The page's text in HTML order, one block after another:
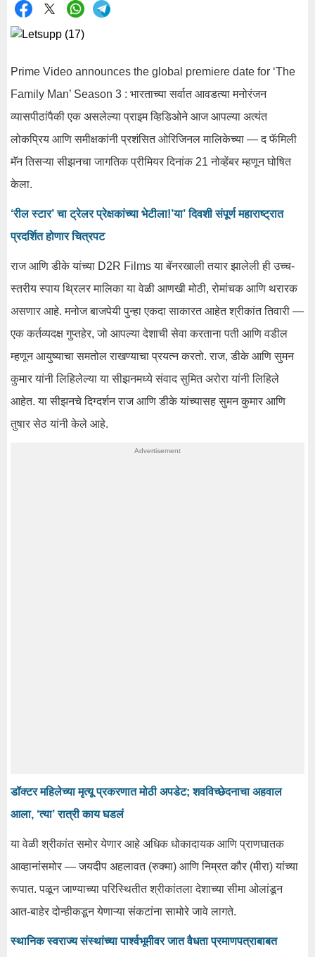
Prime Video announces the global premiere date for ‘The
Family Man’ Season 3 : भारताच्या सर्वात आवडत्या मनोरंजन
व्यासपीठांपैकी एक असलेल्या प्राइम व्हिडिओने आज आपल्या अत्यंत
लोकप्रिय आणि समीक्षकांनी प्रशंसित ओरिजिनल मालिकेच्या — द फॅमिली
मॅन तिसऱ्या सीझनचा जागतिक प्रीमियर दिनांक 21 नोव्हेंबर म्हणून घोषित
केला.
‘रील स्टार’ चा ट्रेलर प्रेक्षकांच्या भेटीला!’या’ दिवशी संपूर्ण महाराष्ट्रात
प्रदर्शित होणार चित्रपट
राज आणि डीके यांच्या D2R Films या बॅनरखाली तयार झालेली ही उच्च-
स्तरीय स्पाय थ्रिलर मालिका या वेळी आणखी मोठी, रोमांचक आणि थरारक
असणार आहे. मनोज बाजपेयी पुन्हा एकदा साकारत आहेत श्रीकांत तिवारी —
एक कर्तव्यदक्ष गुप्तहेर, जो आपल्या देशाची सेवा करताना पती आणि वडील
म्हणून आयुष्याचा समतोल राखण्याचा प्रयत्न करतो. राज, डीके आणि सुमन
कुमार यांनी लिहिलेल्या या सीझनमध्ये संवाद सुमित अरोरा यांनी लिहिले
आहेत. या सीझनचे दिग्दर्शन राज आणि डीके यांच्यासह सुमन कुमार आणि
तुषार सेठ यांनी केले आहे.
डॉक्टर महिलेच्या मृत्यू प्रकरणात मोठी अपडेट; शवविच्छेदनाचा अहवाल
आला, ‘त्या’ रात्री काय घडलं
या वेळी श्रीकांत समोर येणार आहे अधिक धोकादायक आणि प्राणघातक
आव्हानांसमोर — जयदीप अहलावत (रुक्मा) आणि निम्रत कौर (मीरा) यांच्या
रूपात. पळून जाण्याच्या परिस्थितीत श्रीकांतला देशाच्या सीमा ओलांडून
आत-बाहेर दोन्हीकडून येणाऱ्या संकटांना सामोरे जावे लागते.
स्थानिक स्वराज्य संस्थांच्या पार्श्वभूमीवर जात वैधता प्रमाणपत्राबाबत